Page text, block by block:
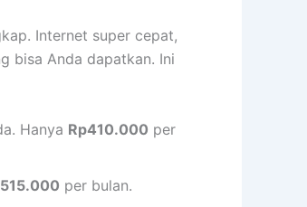
Internet super cepat,
bisa Anda dapatkan. Ini
Hanya Rp410.000 per
per bulan.